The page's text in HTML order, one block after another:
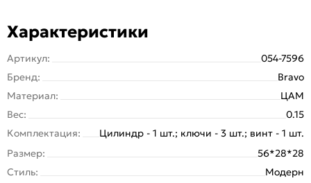
Характеристики
Артикул:
054-7596
Бренд:
Bravo
Материал:
ЦАМ
Вес:
0.15
Комплектация:
Цилиндр - 1 шт.; ключи - 3 шт.; винт - 1 шт.
Размер:
56*28*28
Стиль:
Модерн